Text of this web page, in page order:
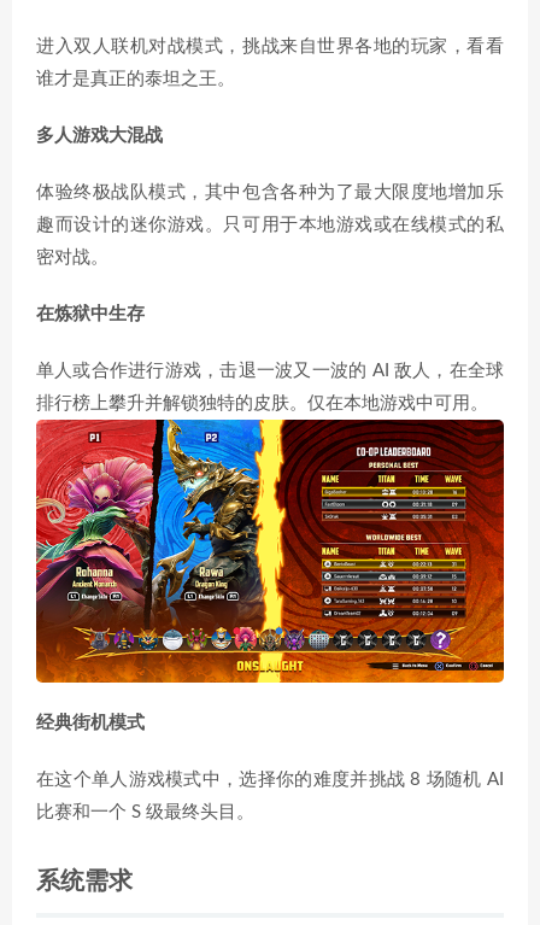
进入双人联机对战模式，挑战来自世界各地的玩家，看看
谁才是真正的泰坦之王。
多人游戏大混战
体验终极战队模式，其中包含各种为了最大限度地增加乐
趣而设计的迷你游戏。只可用于本地游戏或在线模式的私
密对战。
在炼狱中生存
单人或合作进行游戏，击退一波又一波的 AI 敌人，在全球
排行榜上攀升并解锁独特的皮肤。仅在本地游戏中可用。
经典街机模式
在这个单人游戏模式中，选择你的难度并挑战 8 场随机 AI
比赛和一个 S 级最终头目。
系统需求